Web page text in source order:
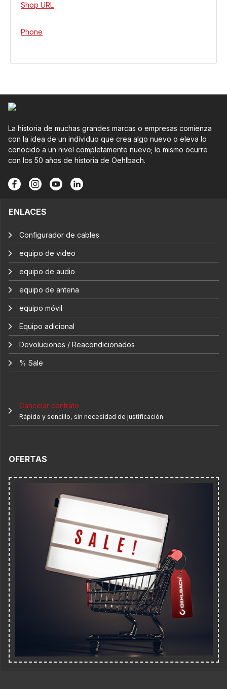
Shop URL
Phone
La historia de muchas grandes marcas o empresas comienza
con la idea de un individuo que crea algo nuevo o eleva lo
conocido a un nivel completamente nuevo; lo mismo ocurre
con los 50 años de historia de Oehlbach.
ENLACES
Configurador de cables
equipo de video
equipo de audio
equipo de antena
equipo móvil
Equipo adicional
Devoluciones / Reacondicionados
% Sale
Cancelar contrato
Rápido y sencillo, sin necesidad de justificación
OFERTAS